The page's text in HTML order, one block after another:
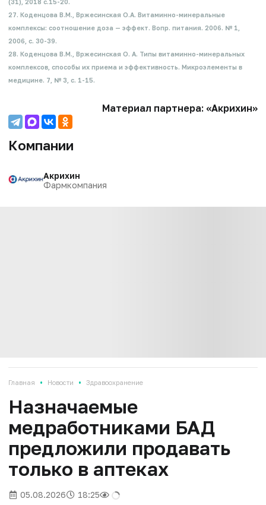
(31), 2018 с.15-20.
27. Коденцова В.М., Вржесинская О.А. Витаминно-минеральные
комплексы: соотношение доза — эффект. Вопр. питания. 2006. № 1,
2006, с. 30-39.
28. Коденцова В.М., Вржесинская О. А. Типы витаминно-минеральных
комплексов, способы их приема и эффективность. Микроэлементы в
медицине. 7, № 3, с. 1-15.
Материал партнера: «Акрихин»
Компании
Акрихин
Фармкомпания
Главная • Новости • Здравоохранение
Назначаемые
медработниками БАД
предложили продавать
только в аптеках
05.08.2026 18:25